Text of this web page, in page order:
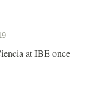
at IBE once